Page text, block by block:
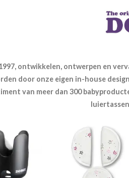
ontwikkelen, ontwerpen en
door onze eigen in-house
van meer dan 300
Toevoegen
aan